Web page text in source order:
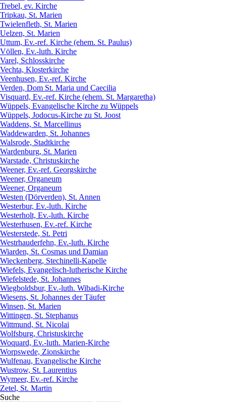
Trebel, ev. Kirche
Tripkau, St. Marien
Twielenfleth, St. Marien
Uelzen, St. Marien
Uttum, Ev.-ref. Kirche (ehem. St. Paulus)
Völlen, Ev.-luth. Kirche
Varel, Schlosskirche
Vechta, Klosterkirche
Veenhusen, Ev.-ref. Kirche
Verden, Dom St. Maria und Caecilia
Visquard, Ev.-ref. Kirche (ehem. St. Margaretha)
Wüppels, Evangelische Kirche zu Wüppels
Wüppels, Jodocus-Kirche zu St. Joost
Waddens, St. Marcellinus
Waddewarden, St. Johannes
Walsrode, Stadtkirche
Wardenburg, St. Marien
Warstade, Christuskirche
Weener, Ev.-ref. Georgskirche
Weener, Organeum
Weener, Organeum
Westen (Dörverden), St. Annen
Westerbur, Ev.-luth. Kirche
Westerholt, Ev.-luth. Kirche
Westerhusen, Ev.-ref. Kirche
Westerstede, St. Petri
Westrhauderfehn, Ev.-luth. Kirche
Wiarden, St. Cosmas und Damian
Wieckenberg, Stechinelli-Kapelle
Wiefels, Evangelisch-lutherische Kirche
Wiefelstede, St. Johannes
Wiegboldsbur, Ev.-luth. Wibadi-Kirche
Wiesens, St. Johannes der Täufer
Winsen, St. Marien
Wittingen, St. Stephanus
Wittmund, St. Nicolai
Wolfsburg, Christuskirche
Woquard, Ev.-luth. Marien-Kirche
Worpswede, Zionskirche
Wulfenau, Evangelische Kirche
Wustrow, St. Laurentius
Wymeer, Ev.-ref. Kirche
Zetel, St. Martin
Suche